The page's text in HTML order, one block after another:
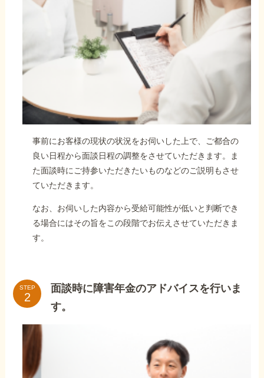
事前にお客様の現状の状況をお伺いした上で、ご都合の
良い日程から面談日程の調整をさせていただきます。ま
た面談時にご持参いただきたいものなどのご説明もさせ
ていただきます。
なお、お伺いした内容から受給可能性が低いと判断でき
る場合にはその旨をこの段階でお伝えさせていただきま
す。
STEP
面談時に障害年金のアドバイスを行いま
す。